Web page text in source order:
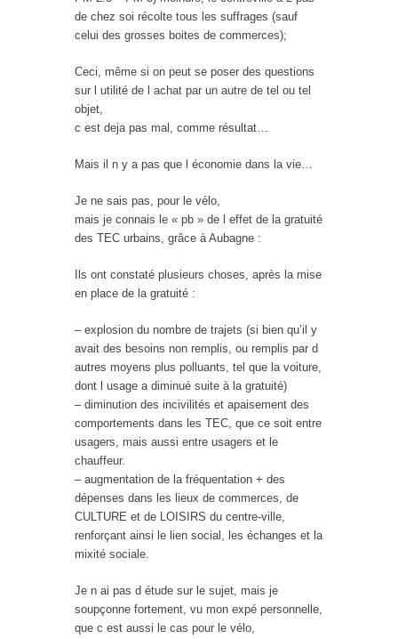
de chez soi récolte tous les suffrages (sauf
celui des grosses boites de commerces);
Ceci, même si on peut se poser des questions
sur l utilité de l achat par un autre de tel ou tel
objet,
c est deja pas mal, comme résultat…
Mais il n y a pas que l économie dans la vie…
Je ne sais pas, pour le vélo,
mais je connais le « pb » de l effet de la gratuité
des TEC urbains, grâce à Aubagne :
Ils ont constaté plusieurs choses, après la mise
en place de la gratuité :
– explosion du nombre de trajets (si bien qu’il y
avait des besoins non remplis, ou remplis par d
autres moyens plus polluants, tel que la voiture,
dont l usage a diminué suite à la gratuité)
– diminution des incivilités et apaisement des
comportements dans les TEC, que ce soit entre
usagers, mais aussi entre usagers et le
chauffeur.
– augmentation de la fréquentation + des
dépenses dans les lieux de commerces, de
CULTURE et de LOISIRS du centre-ville,
renforçant ainsi le lien social, les échanges et la
mixité sociale.
Je n ai pas d étude sur le sujet, mais je
soupçonne fortement, vu mon expé personnelle,
que c est aussi le cas pour le vélo,